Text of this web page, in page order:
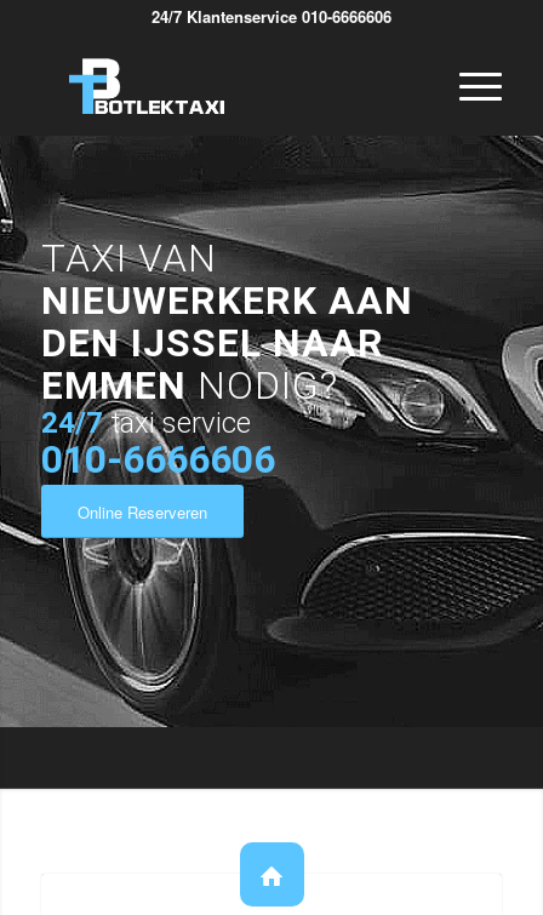
24/7 Klantenservice 010-6666606
TAXI VAN
NIEUWERKERK AAN
DEN IJSSEL NAAR
EMMENNODIG?
24/7 taxi service
010-6666606
Online Reserveren